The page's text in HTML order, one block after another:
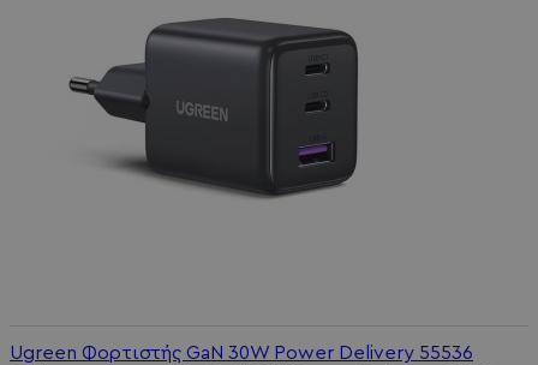
Ugreen Φορτιστής GaN 30W Power Delivery 55536